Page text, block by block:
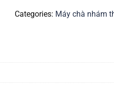
Categories: Máy chà nhám